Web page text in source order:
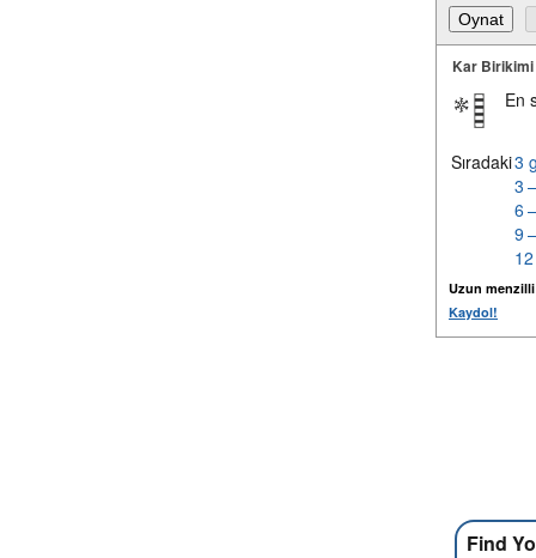
Kar Birikimi
En
Sıradaki3
3
6
9
Uzun menzilli
Kaydol!
Find